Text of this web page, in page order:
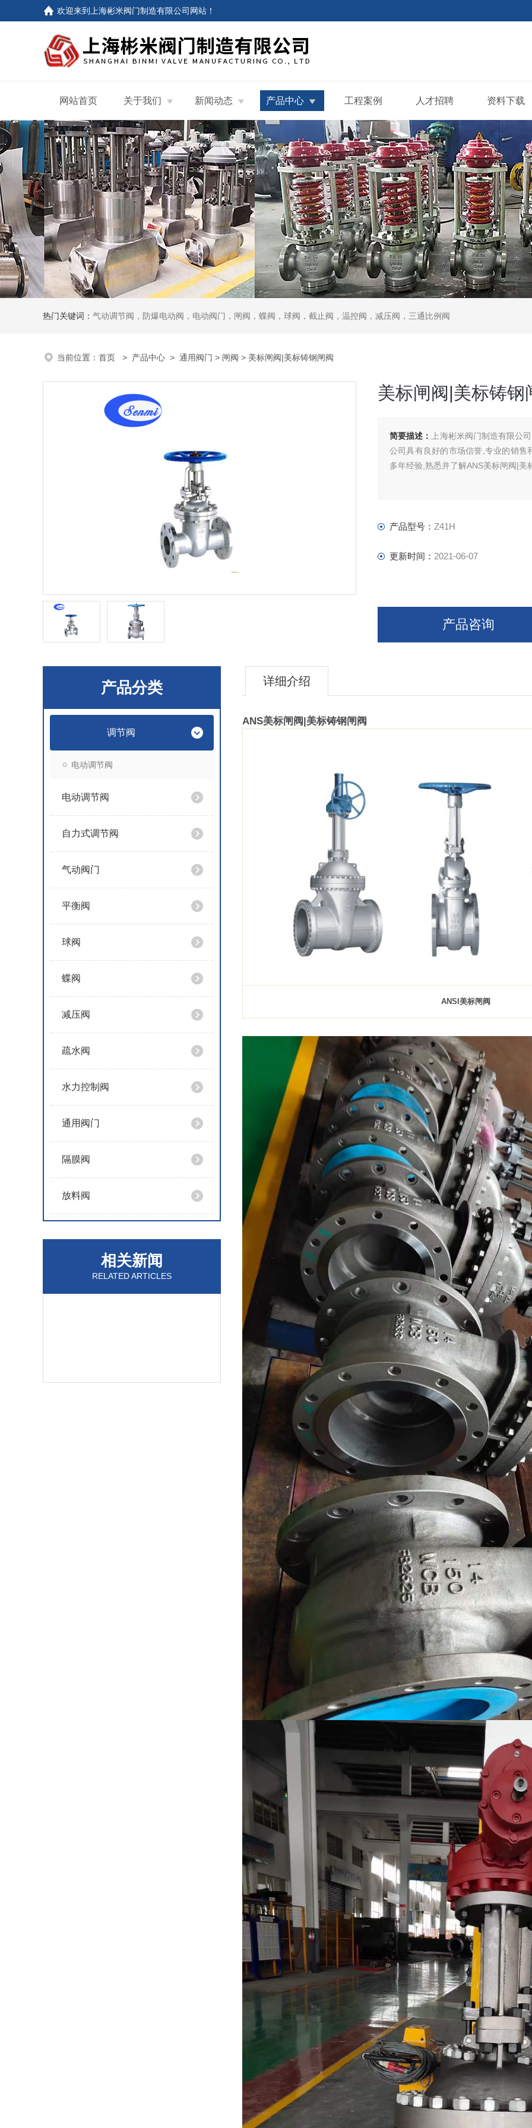
欢迎来到 上海彬米阀门制造有限公司网站 ！
网站首页 关于我们 新闻动态 产品中心 工程案例 人才招聘 资料下载
热门关键词： 气动调节阀，防爆电动阀，电动阀门，闸阀，蝶阀，球阀，截止阀，温控阀，减压阀，三通比例阀
当前位置： 首页 > 产品中心 > 通用阀门 > 闸阀 > 美标闸阀|美标铸钢闸阀
美标闸阀|美标铸钢
简要描述：
上海彬米阀门制造有限公
公司具有良好的市场信誉,专业的销售
多年经验,熟悉并了解ANS美标闸阀|美
产品型号： Z41H
更新时间： 2021-06-07
产品咨询
产品分类
调节阀
电动调节阀
电动调节阀
自力式调节阀
气动阀门
平衡阀
球阀
蝶阀
减压阀
疏水阀
水力控制阀
通用阀门
隔膜阀
放料阀
相关新闻
RELATED ARTICLES
详细介绍
ANS美标闸阀|美标铸钢闸阀
ANSI 美标闸阀